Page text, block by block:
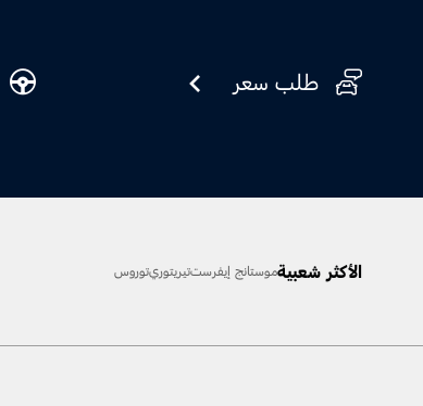
طلب سعر
الأكثر شعبيةموستانج إيفرستتيريتوريتوروس